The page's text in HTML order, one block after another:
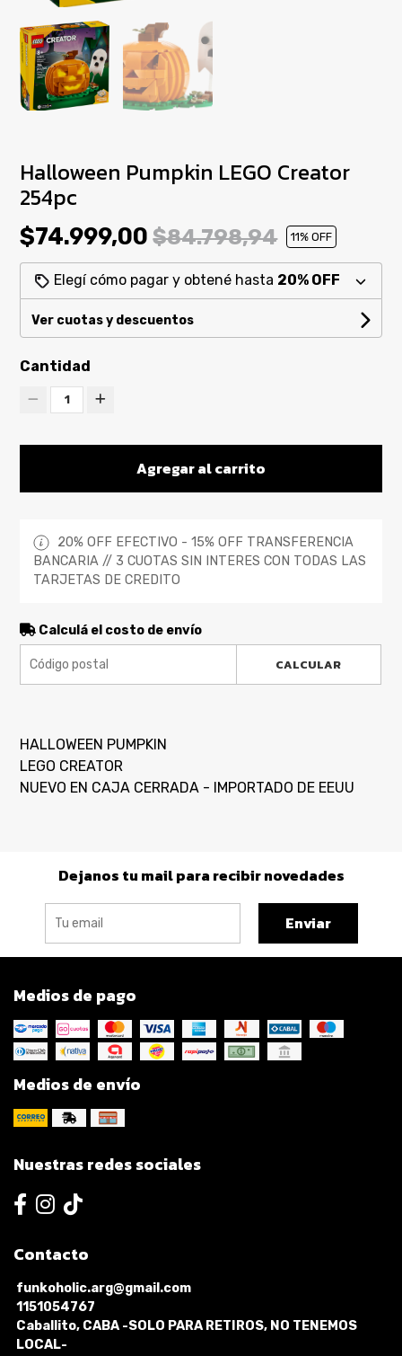
Halloween Pumpkin LEGO Creator
254pc
$74.999,00$84.798,94 11% OFF
Elegí cómo pagar y obtené hasta 20% OFF
Ver cuotas y descuentos
Cantidad
1
Agregar al carrito
20% OFF EFECTIVO - 15% OFF TRANSFERENCIA
BANCARIA // 3 CUOTAS SIN INTERES CON TODAS LAS
TARJETAS DE CREDITO
Calculá el costo de envío
CALCULAR
HALLOWEEN PUMPKIN
LEGO CREATOR
NUEVO EN CAJA CERRADA - IMPORTADO DE EEUU
Dejanos tu mail para recibir novedades
Enviar
Medios de pago
Medios de envío
Nuestras redes sociales
Contacto
funkoholic.arg@gmail.com
1151054767
Caballito, CABA -SOLO PARA RETIROS, NO TENEMOS
LOCAL-